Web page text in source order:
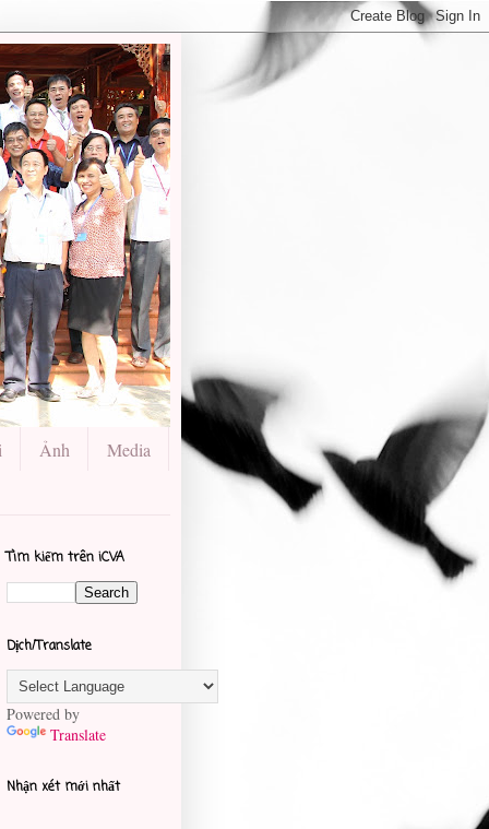
Ảnh
Media
Tìm kiếm trên iCVA
Dịch/Translate
Powered by
Translate
Nhận xét mới nhất